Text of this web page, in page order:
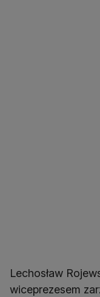
Lechosław
wiceprezesem